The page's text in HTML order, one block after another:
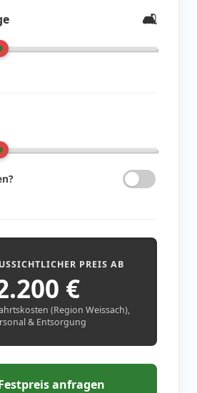
🛋️
PREIS AB
€
(Region Weissach),
& Entsorgung
anfragen